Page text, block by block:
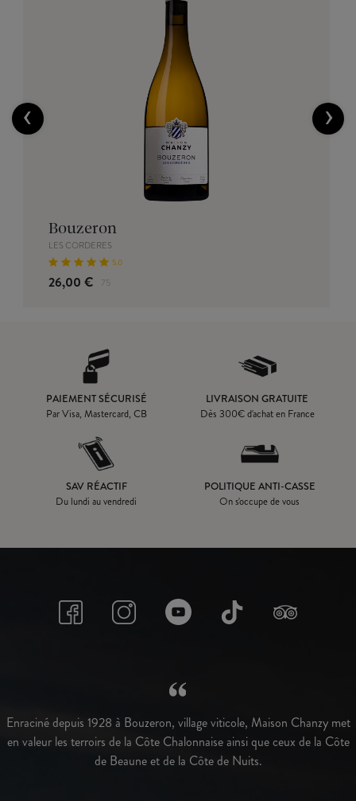
Bouzeron
LES CORDERES
5.0
26,00 € 75
‹ ›
PAIEMENT SÉCURISÉ
Par Visa, Mastercard, CB
LIVRAISON GRATUITE
Dès 300€ d'achat en France
SAV RÉACTIF
Du lundi au vendredi
POLITIQUE ANTI-CASSE
On s'occupe de vous
Enraciné depuis 1928 à Bouzeron, village viticole, Maison Chanzy met
en valeur les terroirs de la Côte Chalonnaise ainsi que ceux de la Côte
de Beaune et de la Côte de Nuits.